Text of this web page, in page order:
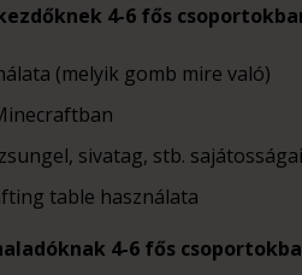
4-6 fős
(melyik gomb mire való)
sivatag, stb.
table használata
4-6 fős